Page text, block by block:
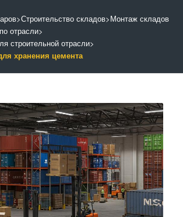
>Строительство складов>Монтаж складов
отрасли>
строительной отрасли>
хранения цемента